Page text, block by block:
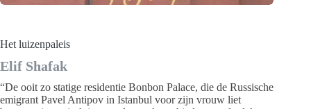
Het luizenpaleis
Elif Shafak
“De ooit zo statige residentie Bonbon Palace, die de Russische
emigrant Pavel Antipov in Istanbul voor zijn vrouw liet